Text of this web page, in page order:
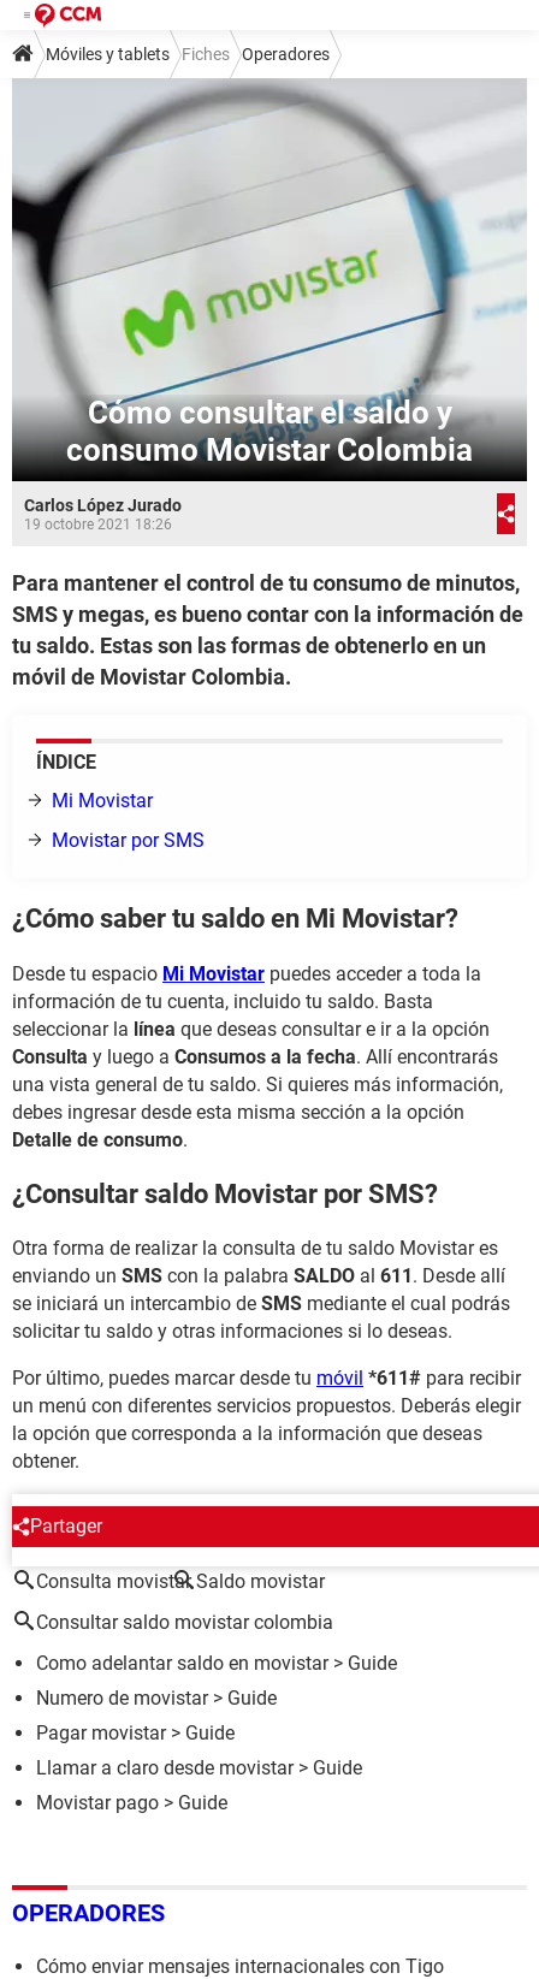
Móviles y tablets Fiches Operadores
Cómo consultar el saldo y
consumo Movistar Colombia
Carlos López Jurado
19 octobre 2021 18:26
Para mantener el control de tu consumo de minutos,
SMS y megas, es bueno contar con la información de
tu saldo. Estas son las formas de obtenerlo en un
móvil de Movistar Colombia.
ÍNDICE
Mi Movistar
Movistar por SMS
¿Cómo saber tu saldo en Mi Movistar?
Desde tu espacio Mi Movistar puedes acceder a toda la
información de tu cuenta, incluido tu saldo. Basta
seleccionar la línea que deseas consultar e ir a la opción
Consulta y luego a Consumos a la fecha. Allí encontrarás
una vista general de tu saldo. Si quieres más información,
debes ingresar desde esta misma sección a la opción
Detalle de consumo.
¿Consultar saldo Movistar por SMS?
Otra forma de realizar la consulta de tu saldo Movistar es
enviando un SMS con la palabra SALDO al 611. Desde allí
se iniciará un intercambio de SMS mediante el cual podrás
solicitar tu saldo y otras informaciones si lo deseas.
Por último, puedes marcar desde tu móvil *611# para recibir
un menú con diferentes servicios propuestos. Deberás elegir
la opción que corresponda a la información que deseas
obtener.
Partager
ALREDEDOR DEL MISMO TEMA
Consulta movistar Saldo movistar
Consultar saldo movistar colombia
Como adelantar saldo en movistar> Guide
Numero de movistar> Guide
Pagar movistar> Guide
Llamar a claro desde movistar> Guide
Movistar pago > Guide
OPERADORES
Cómo enviar mensajes internacionales con Tigo